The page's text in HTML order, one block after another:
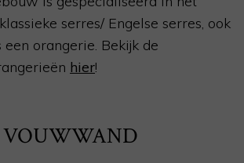
serres/ Engelse serres, ook
orangerie. Bekijk de
hier!